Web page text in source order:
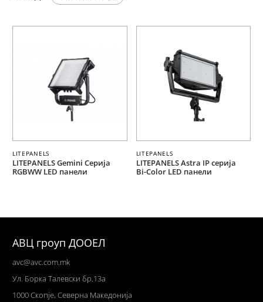
LITEPANELS
LITEPANELS Gemini Серија
RGBWW LED панели
LITEPANELS
LITEPANELS Astra IP серија
Bi-Color LED панели
АВЦ гроуп ДООЕЛ
avc@avc.com.mk
Ул . Борка Талевски бр.13а
1000 Скопје, Северна Македонија